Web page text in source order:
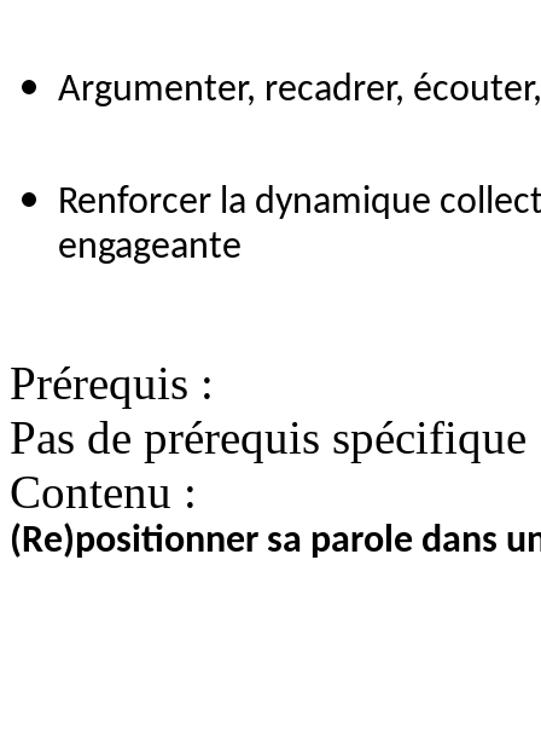
Argumenter, recadrer,
Renforcer la dynamique
engageante
Prérequis :
Pas de prérequis spécifique
Contenu :
(Re)positionner sa parole dans